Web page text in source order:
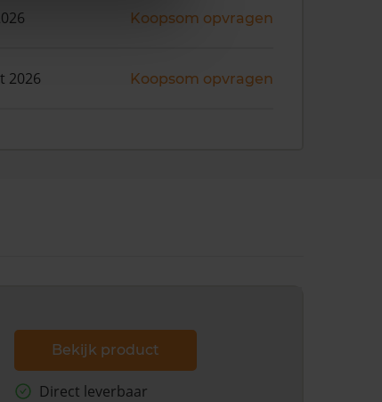
Koopsom opvragen
2026 Koopsom opvragen
Bekijk product
Direct leverbaar